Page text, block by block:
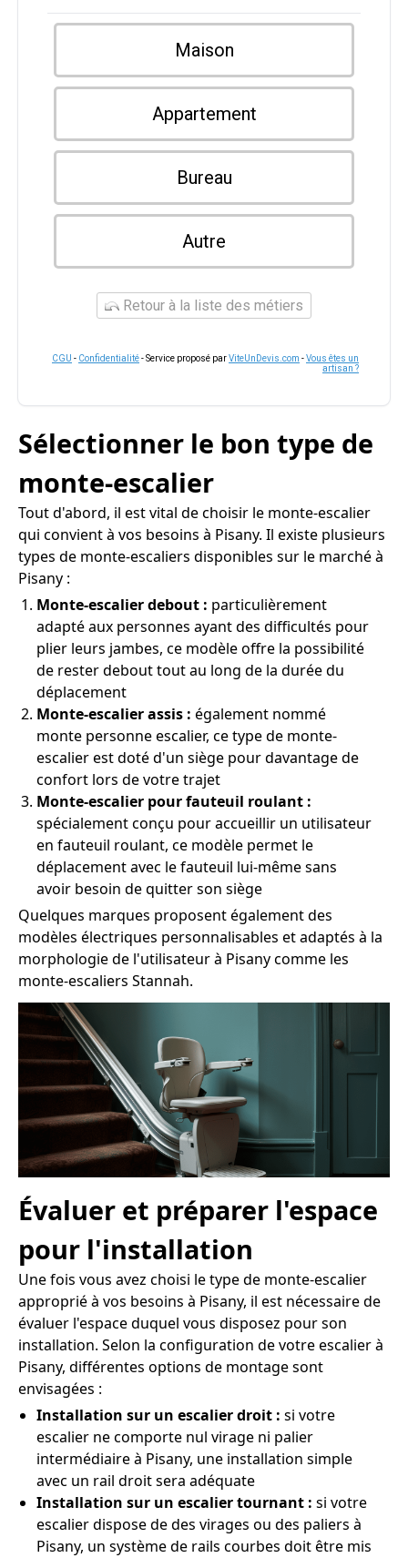
Maison
Appartement
Bureau
Autre
Retour à la liste des métiers
CGU - Confidentialité- Service proposé parViteUnDevis.com -Vous êtes un
artisan ?
Sélectionner le bon type de
monte-escalier
Tout d'abord, il est vital de choisir le monte-escalier
qui convient à vos besoins à Pisany. Il existe plusieurs
types de monte-escaliers disponibles sur le marché à
Pisany :
Monte-escalier debout : particulièrement
adapté aux personnes ayant des difficultés pour
plier leurs jambes, ce modèle offre la possibilité
de rester debout tout au long de la durée du
déplacement
Monte-escalier assis : également nommé
monte personne escalier, ce type de monte-
escalier est doté d'un siège pour davantage de
confort lors de votre trajet
Monte-escalier pour fauteuil roulant :
spécialement conçu pour accueillir un utilisateur
en fauteuil roulant, ce modèle permet le
déplacement avec le fauteuil lui-même sans
avoir besoin de quitter son siège
Quelques marques proposent également des
modèles électriques personnalisables et adaptés à la
morphologie de l'utilisateur à Pisany comme les
monte-escaliers Stannah.
Évaluer et préparer l'espace
pour l'installation
Une fois vous avez choisi le type de monte-escalier
approprié à vos besoins à Pisany, il est nécessaire de
évaluer l'espace duquel vous disposez pour son
installation. Selon la configuration de votre escalier à
Pisany, différentes options de montage sont
envisagées :
Installation sur un escalier droit : si votre
escalier ne comporte nul virage ni palier
intermédiaire à Pisany, une installation simple
avec un rail droit sera adéquate
Installation sur un escalier tournant : si votre
escalier dispose de des virages ou des paliers à
Pisany, un système de rails courbes doit être mis